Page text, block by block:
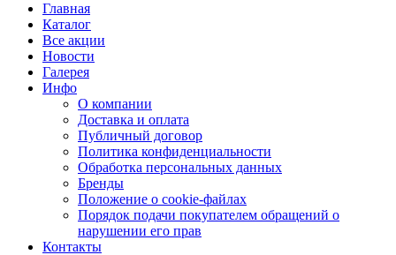
Главная
Каталог
Все акции
Новости
Галерея
Инфо
О компании
Доставка и оплата
Публичный договор
Политика конфиденциальности
Обработка персональных данных
Бренды
Положение о cookie-файлах
Порядок подачи покупателем обращений о
нарушении его прав
Контакты